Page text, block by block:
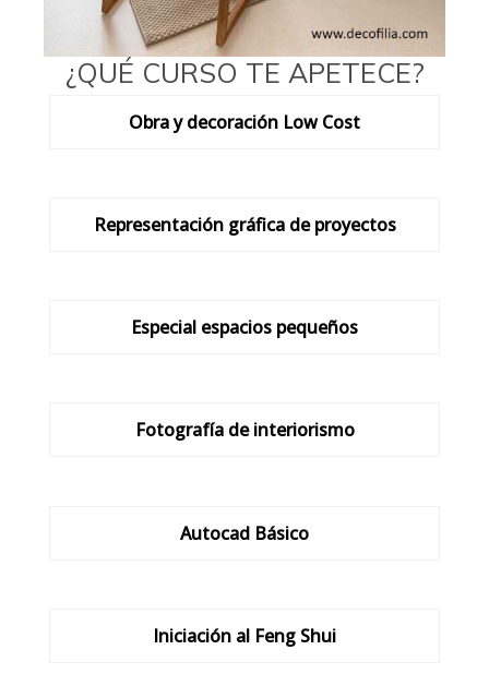
¿QUÉ CURSO TE APETECE?
Obra y decoración Low Cost
Representación gráfica de proyectos
Especial espacios pequeños
Fotografía de interiorismo
Autocad Básico
Iniciación al Feng Shui